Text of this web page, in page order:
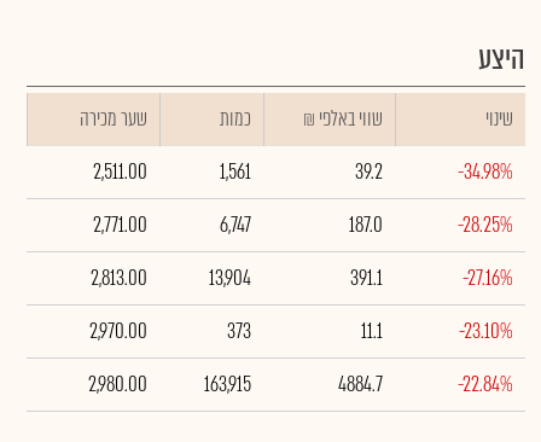
היצע
שינוי ₪ שווי באלפי כמות
שער מכירה
-34.98%
39.2
1,561
2,511.00
-28.25%
187.0
6,747
2,771.00
-27.16%
391.1
13,904
2,813.00
-23.10%
11.1
373
2,970.00
-22.84%
4884.7
163,915
2,980.00